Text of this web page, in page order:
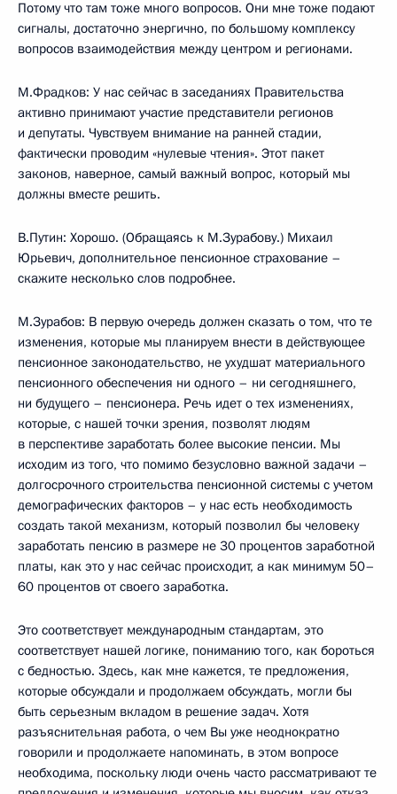
Потому что там тоже много вопросов. Они мне тоже подают
сигналы, достаточно энергично, по большому комплексу
вопросов взаимодействия между центром и регионами.
М.Фрадков: У нас сейчас в заседаниях Правительства
активно принимают участие представители регионов
и депутаты. Чувствуем внимание на ранней стадии,
фактически проводим «нулевые чтения». Этот пакет
законов, наверное, самый важный вопрос, который мы
должны вместе решить.
В.Путин: Хорошо. (Обращаясь к М.Зурабову.) Михаил
Юрьевич, дополнительное пенсионное страхование –
скажите несколько слов подробнее.
М.Зурабов: В первую очередь должен сказать о том, что те
изменения, которые мы планируем внести в действующее
пенсионное законодательство, не ухудшат материального
пенсионного обеспечения ни одного – ни сегодняшнего,
ни будущего – пенсионера. Речь идет о тех изменениях,
которые, с нашей точки зрения, позволят людям
в перспективе заработать более высокие пенсии. Мы
исходим из того, что помимо безусловно важной задачи –
долгосрочного строительства пенсионной системы с учетом
демографических факторов – у нас есть необходимость
создать такой механизм, который позволил бы человеку
заработать пенсию в размере не 30 процентов заработной
платы, как это у нас сейчас происходит, а как минимум 50–
60 процентов от своего заработка.
Это соответствует международным стандартам, это
соответствует нашей логике, пониманию того, как бороться
с бедностью. Здесь, как мне кажется, те предложения,
которые обсуждали и продолжаем обсуждать, могли бы
быть серьезным вкладом в решение задач. Хотя
разъяснительная работа, о чем Вы уже неоднократно
говорили и продолжаете напоминать, в этом вопросе
необходима, поскольку люди очень часто рассматривают те